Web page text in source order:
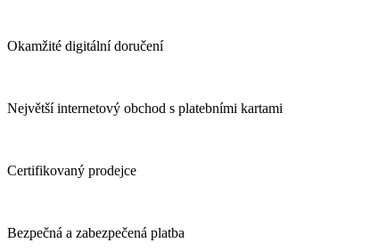
Okamžité digitální doručení
Největší internetový obchod s platebními kartami
Certifikovaný prodejce
Bezpečná a zabezpečená platba